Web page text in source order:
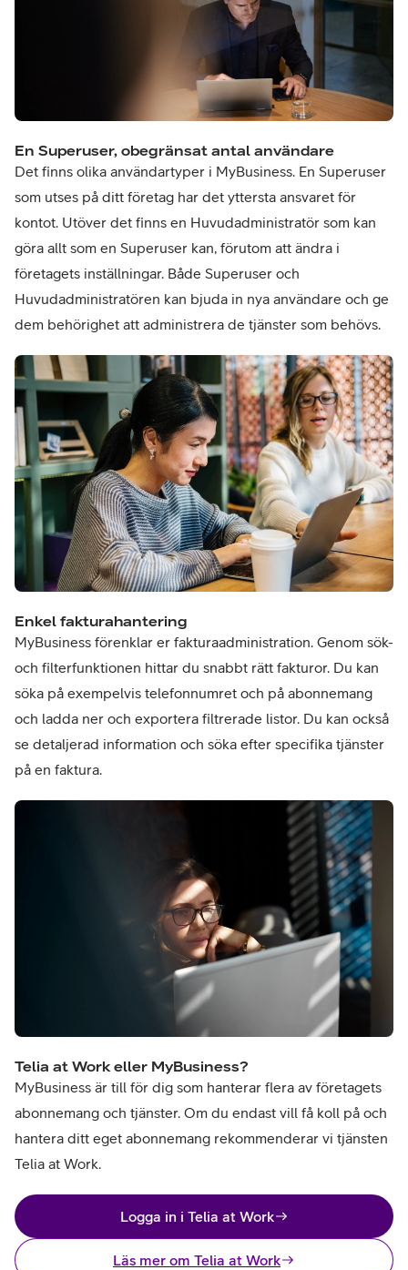
En Superuser, obegränsat antal användare
Det finns olika användartyper i MyBusiness. En Superuser
som utses på ditt företag har det yttersta ansvaret för
kontot. Utöver det finns en Huvudadministratör som kan
göra allt som en Superuser kan, förutom att ändra i
företagets inställningar. Både Superuser och
Huvudadministratören kan bjuda in nya användare och ge
dem behörighet att administrera de tjänster som behövs.
Enkel fakturahantering
MyBusiness förenklar er fakturaadministration. Genom sök-
och filterfunktionen hittar du snabbt rätt fakturor. Du kan
söka på exempelvis telefonnumret och på abonnemang
och ladda ner och exportera filtrerade listor. Du kan också
se detaljerad information och söka efter specifika tjänster
på en faktura.
Telia at Work eller MyBusiness?
MyBusiness är till för dig som hanterar flera av företagets
abonnemang och tjänster. Om du endast vill få koll på och
hantera ditt eget abonnemang rekommenderar vi tjänsten
Telia at Work.
Logga in i Telia at Work
Läs mer om Telia at Work